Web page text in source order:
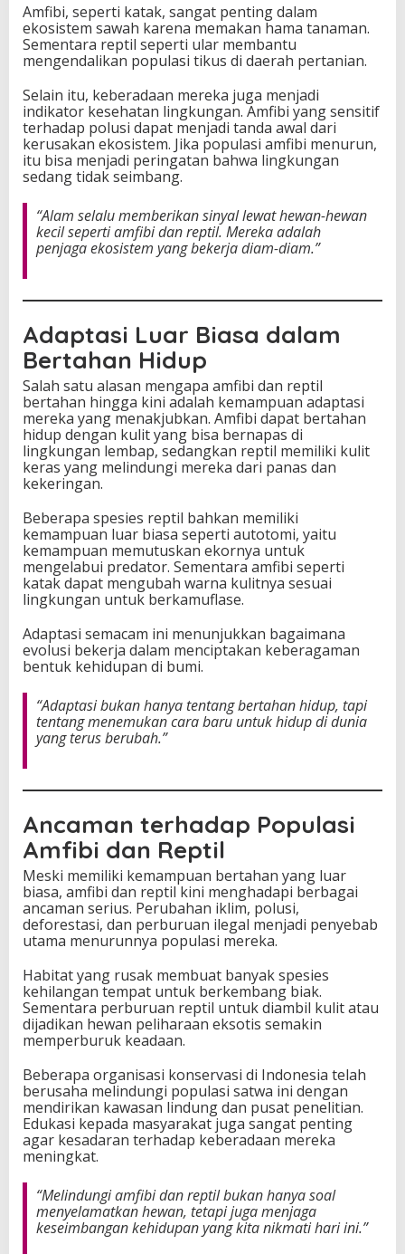
Amfibi, seperti katak, sangat penting dalam
ekosistem sawah karena memakan hama tanaman.
Sementara reptil seperti ular membantu
mengendalikan populasi tikus di daerah pertanian.
Selain itu, keberadaan mereka juga menjadi
indikator kesehatan lingkungan. Amfibi yang sensitif
terhadap polusi dapat menjadi tanda awal dari
kerusakan ekosistem. Jika populasi amfibi menurun,
itu bisa menjadi peringatan bahwa lingkungan
sedang tidak seimbang.
“Alam selalu memberikan sinyal lewat hewan-hewan
kecil seperti amfibi dan reptil. Mereka adalah
penjaga ekosistem yang bekerja diam-diam.”
Adaptasi Luar Biasa dalam
Bertahan Hidup
Salah satu alasan mengapa amfibi dan reptil
bertahan hingga kini adalah kemampuan adaptasi
mereka yang menakjubkan. Amfibi dapat bertahan
hidup dengan kulit yang bisa bernapas di
lingkungan lembap, sedangkan reptil memiliki kulit
keras yang melindungi mereka dari panas dan
kekeringan.
Beberapa spesies reptil bahkan memiliki
kemampuan luar biasa seperti autotomi, yaitu
kemampuan memutuskan ekornya untuk
mengelabui predator. Sementara amfibi seperti
katak dapat mengubah warna kulitnya sesuai
lingkungan untuk berkamuflase.
Adaptasi semacam ini menunjukkan bagaimana
evolusi bekerja dalam menciptakan keberagaman
bentuk kehidupan di bumi.
“Adaptasi bukan hanya tentang bertahan hidup, tapi
tentang menemukan cara baru untuk hidup di dunia
yang terus berubah.”
Ancaman terhadap Populasi
Amfibi dan Reptil
Meski memiliki kemampuan bertahan yang luar
biasa, amfibi dan reptil kini menghadapi berbagai
ancaman serius. Perubahan iklim, polusi,
deforestasi, dan perburuan ilegal menjadi penyebab
utama menurunnya populasi mereka.
Habitat yang rusak membuat banyak spesies
kehilangan tempat untuk berkembang biak.
Sementara perburuan reptil untuk diambil kulit atau
dijadikan hewan peliharaan eksotis semakin
memperburuk keadaan.
Beberapa organisasi konservasi di Indonesia telah
berusaha melindungi populasi satwa ini dengan
mendirikan kawasan lindung dan pusat penelitian.
Edukasi kepada masyarakat juga sangat penting
agar kesadaran terhadap keberadaan mereka
meningkat.
“Melindungi amfibi dan reptil bukan hanya soal
menyelamatkan hewan, tetapi juga menjaga
keseimbangan kehidupan yang kita nikmati hari ini.”